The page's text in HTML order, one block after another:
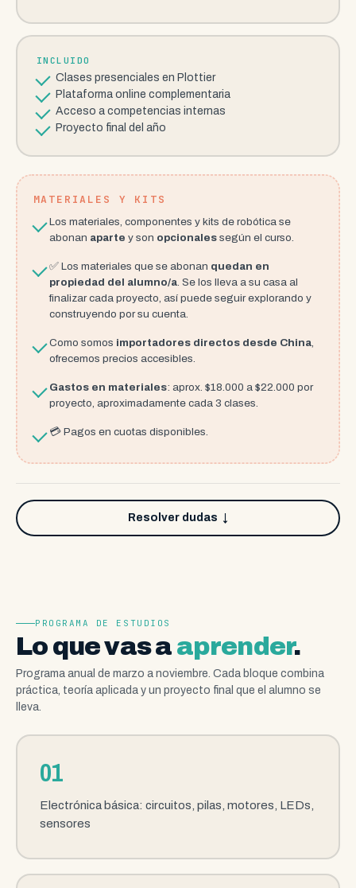
INCLUIDO
Clases presenciales en Plottier
Plataforma online complementaria
Acceso a competencias internas
Proyecto final del año
MATERIALES Y KITS
Los materiales, componentes y kits de robótica se
abonan aparte y son opcionalessegún el curso.
✅ Los materiales que se abonan quedan en
propiedad del alumno/a. Se los lleva a su casa al
finalizar cada proyecto, así puede seguir explorando y
construyendo por su cuenta.
Como somos importadores directos desde China,
ofrecemos precios accesibles.
Gastos en materiales: aprox. $18.000 a $22.000 por
proyecto, aproximadamente cada 3 clases.
💳 Pagos en cuotas disponibles.
Resolver dudas ↓
PROGRAMA DE ESTUDIOS
Lo que vas a aprender.
Programa anual de marzo a noviembre. Cada bloque combina
práctica, teoría aplicada y un proyecto final que el alumno se
lleva.
01
Electrónica básica: circuitos, pilas, motores, LEDs,
sensores